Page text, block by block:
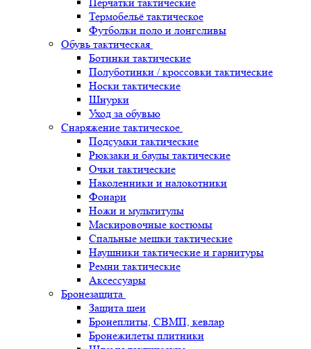
Термобельё тактическое
Футболки поло и лонгсливы
Обувь тактическая
Ботинки тактические
Полуботинки / кроссовки тактические
Носки тактические
Шнурки
Уход за обувью
Снаряжение тактическое
Подсумки тактические
Рюкзаки и баулы тактические
Очки тактические
Наколенники и налокотники
Фонари
Ножи и мультитулы
Маскировочные костюмы
Спальные мешки тактические
Наушники тактические и гарнитуры
Ремни тактические
Аксессуары
Бронезащита
Защита шеи
Бронеплиты, СВМП, кевлар
Бронежилеты плитники